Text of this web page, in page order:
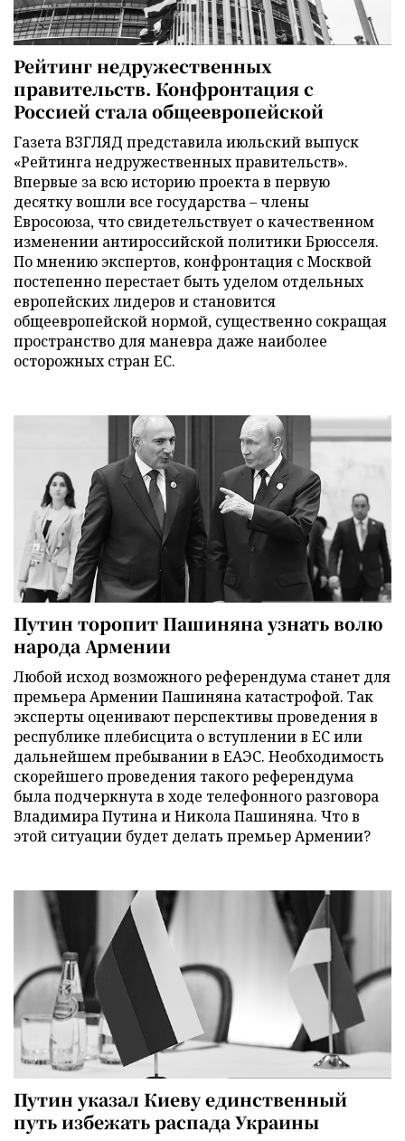
Рейтинг недружественных
правительств. Конфронтация с
Россией стала общеевропейской
Газета ВЗГЛЯД представила июльский выпуск
«Рейтинга недружественных правительств».
Впервые за всю историю проекта в первую
десятку вошли все государства – члены
Евросоюза, что свидетельствует о качественном
изменении антироссийской политики Брюсселя.
По мнению экспертов, конфронтация с Москвой
постепенно перестает быть уделом отдельных
европейских лидеров и становится
общеевропейской нормой, существенно сокращая
пространство для маневра даже наиболее
осторожных стран ЕС.
Путин торопит Пашиняна узнать волю
народа Армении
Любой исход возможного референдума станет для
премьера Армении Пашиняна катастрофой. Так
эксперты оценивают перспективы проведения в
республике плебисцита о вступлении в ЕС или
дальнейшем пребывании в ЕАЭС. Необходимость
скорейшего проведения такого референдума
была подчеркнута в ходе телефонного разговора
Владимира Путина и Никола Пашиняна. Что в
этой ситуации будет делать премьер Армении?
Путин указал Киеву единственный
путь избежать распада Украины